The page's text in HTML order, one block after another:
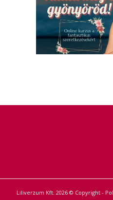
Liliverzum Kft. 2026 © Copyright -